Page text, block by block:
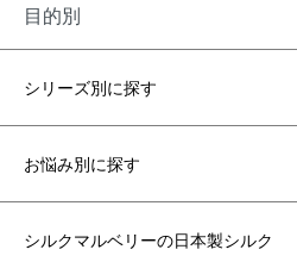
目的別
シリーズ別に探す
お悩み別に探す
シルクマルベリーの日本製シルク